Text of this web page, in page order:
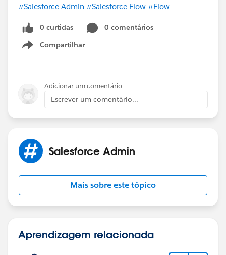
#Salesforce Admin #Salesforce Flow #Flow
0 curtidas
0 comentários
Compartilhar
Show menu
Adicionar um comentário
Escrever um comentário...
Salesforce Admin
Mais sobre este tópico
Aprendizagem relacionada